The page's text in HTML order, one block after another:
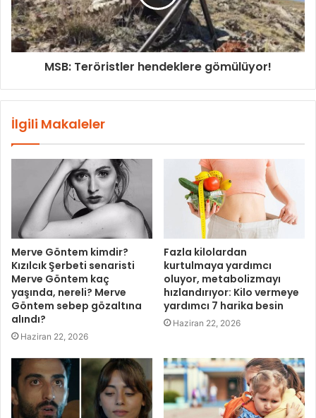
MSB: Teröristler hendeklere gömülüyor!
İlgili Makaleler
Merve Göntem kimdir?
Kızılcık Şerbeti senaristi
Merve Göntem kaç
yaşında, nereli? Merve
Göntem sebep gözaltına
alındı?
Haziran 22, 2026
Fazla kilolardan
kurtulmaya yardımcı
oluyor, metabolizmayı
hızlandırıyor: Kilo vermeye
yardımcı 7 harika besin
Haziran 22, 2026